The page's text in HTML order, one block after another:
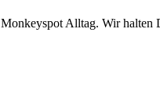
Alltag. Wir